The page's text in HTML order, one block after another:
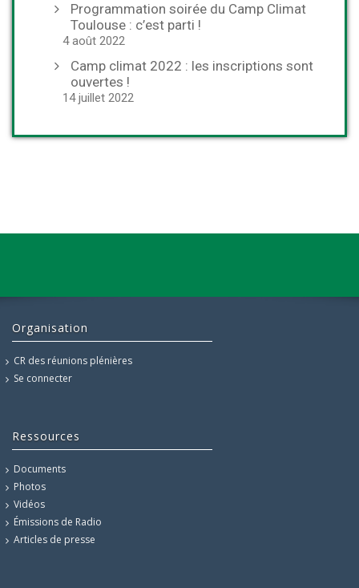
Programmation soirée du Camp Climat
Toulouse : c’est parti !
4 août 2022
Camp climat 2022 : les inscriptions sont
ouvertes !
14 juillet 2022
Organisation
CR des réunions plénières
Se connecter
Ressources
Documents
Photos
Vidéos
Émissions de Radio
Articles de presse